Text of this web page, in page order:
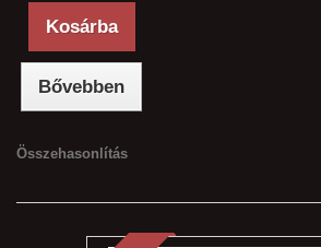
Kosárba
Bővebben
Összehasonlítás